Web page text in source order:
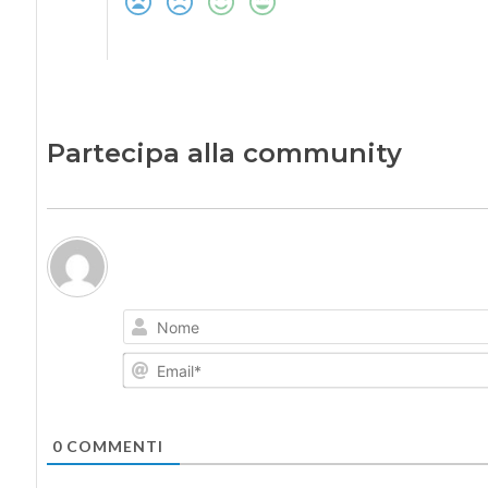
Partecipa alla community
0COMMENTI